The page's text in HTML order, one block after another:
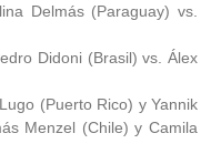
Delmás (Paraguay) vs.
Didoni (Brasil) vs. Álex
(Puerto Rico) y Yannik
Menzel (Chile) y Camila